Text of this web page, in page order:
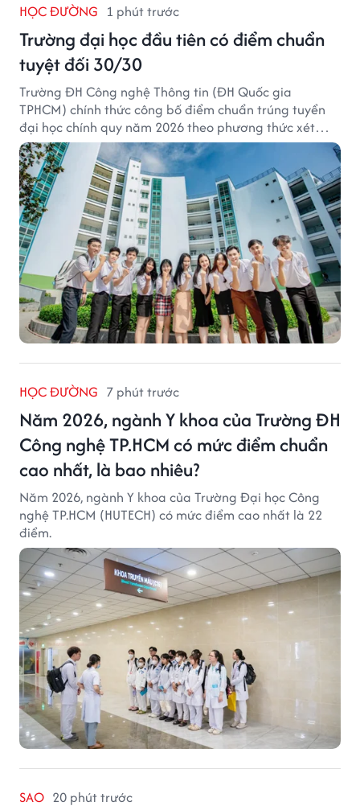
HỌC ĐƯỜNG 1 phút trước
Trường đại học đầu tiên có điểm chuẩn
tuyệt đối 30/30
Trường ĐH Công nghệ Thông tin (ĐH Quốc gia
TPHCM) chính thức công bố điểm chuẩn trúng tuyển
đại học chính quy năm 2026 theo phương thức xét
tuyển tổng hợp.
HỌC ĐƯỜNG 7 phút trước
Năm 2026, ngành Y khoa của Trường ĐH
Công nghệ TP.HCM có mức điểm chuẩn
cao nhất, là bao nhiêu?
Năm 2026, ngành Y khoa của Trường Đại học Công
nghệ TP.HCM (HUTECH) có mức điểm cao nhất là 22
điểm.
SAO 20 phút trước